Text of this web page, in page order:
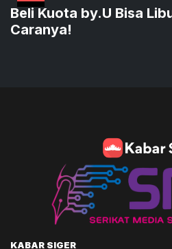
Beli Kuota by.U Bisa
Caranya!
KABAR SIGER